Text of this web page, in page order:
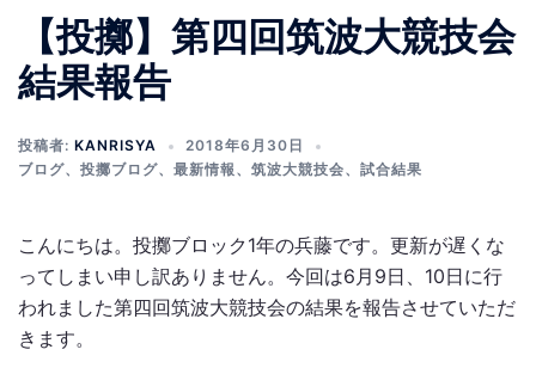
プ
ュ
ー
【投擲】第四回筑波大競技会
結果報告
投稿者: KANRISYA
2018年6月30日
ブログ、 投擲ブログ、 最新情報 、 筑波大競技会、 試合結果
こんにちは。投擲ブロック1年の兵藤です。更新が遅くな
ってしまい申し訳ありません。今回は6月9日、10日に行
われました第四回筑波大競技会の結果を報告させていただ
きます。